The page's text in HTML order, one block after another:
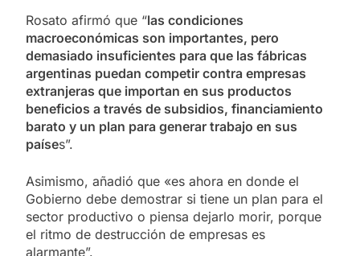
Rosato afirmó que “las condiciones
macroeconómicas son importantes, pero
demasiado insuficientes para que las fábricas
argentinas puedan competir contra empresas
extranjeras que importan en sus productos
beneficios a través de subsidios, financiamiento
barato y un plan para generar trabajo en sus
países”.
Asimismo, añadió que «es ahora en donde el
Gobierno debe demostrar si tiene un plan para el
sector productivo o piensa dejarlo morir, porque
el ritmo de destrucción de empresas es
alarmante”.